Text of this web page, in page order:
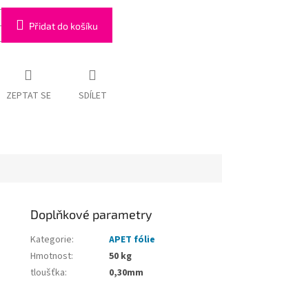
Přidat do košíku
ZEPTAT SE SDÍLET
Doplňkové parametry
Kategorie:
APET fólie
Hmotnost:
50 kg
tloušťka:
0,30mm